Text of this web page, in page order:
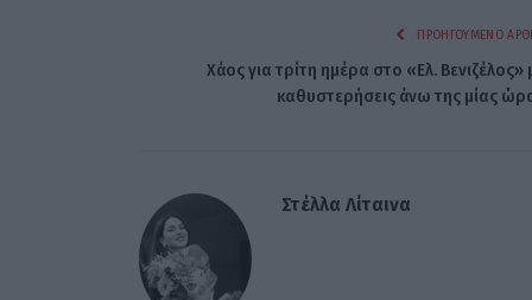
ΠΡΟΗΓΟΎΜΕΝΟ
Χάος για τρίτη ημέρα στο «Ελ. Βενιζέλος»
καθυστερήσεις άνω της μίας
Στέλλα Λίταινα